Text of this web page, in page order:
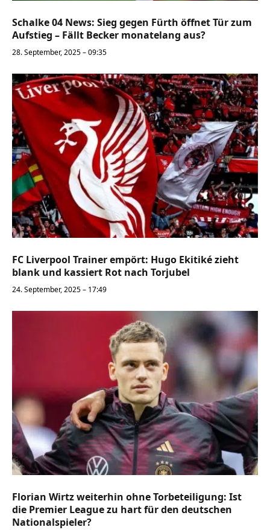
Schalke 04 News: Sieg gegen Fürth öffnet Tür zum
Aufstieg – Fällt Becker monatelang aus?
28. September, 2025 – 09:35
FC Liverpool Trainer empört: Hugo Ekitiké zieht
blank und kassiert Rot nach Torjubel
24. September, 2025 – 17:49
Florian Wirtz weiterhin ohne Torbeteiligung: Ist
die Premier League zu hart für den deutschen
Nationalspieler?